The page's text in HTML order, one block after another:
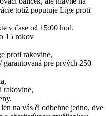
totiž poputuje Lige proti
v čase od 15:00 hod.
15 rokov
proti rakovine,
garantovaná pre prvých 250
rakovine,
na vás či odbehne jedno, dve